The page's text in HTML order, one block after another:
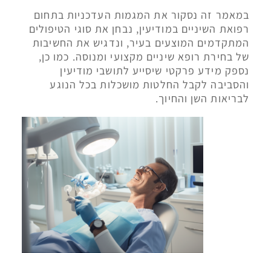
במאמר זה נסקור את המגמות העדכניות בתחום
רפואת השיניים במודיעין, נבחן את סוגי הטיפולים
המתקדמים המוצעים בעיר, ונדגיש את החשיבות
של בחירת רופא שיניים מקצועי ומנוסה. כמו כן,
נספק מידע פרקטי שיסייע לתושבי מודיעין
והסביבה לקבל החלטות מושכלות בכל הנוגע
לבריאות השן והחיוך.